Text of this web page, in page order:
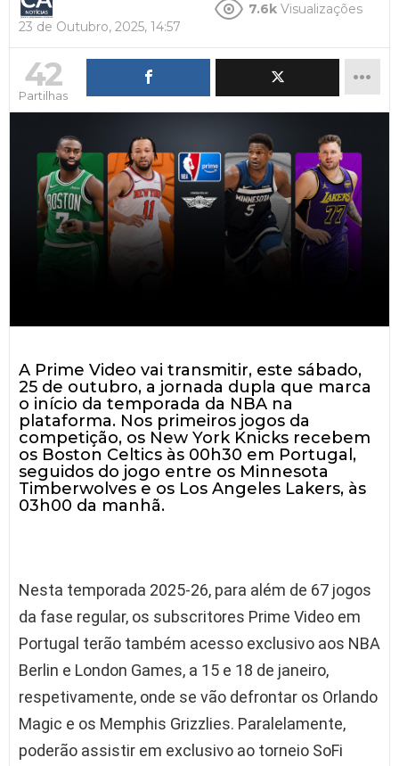
23 de Outubro, 2025, 14:57
7.6k Visualizações
42
Partilhas
A Prime Video vai transmitir, este sábado,
25 de outubro, a jornada dupla que marca
o início da temporada da NBA na
plataforma. Nos primeiros jogos da
competição, os New York Knicks recebem
os Boston Celtics às 00h30 em Portugal,
seguidos do jogo entre os Minnesota
Timberwolves e os Los Angeles Lakers, às
03h00 da manhã.
Nesta temporada 2025-26, para além de 67 jogos
da fase regular, os subscritores Prime Video em
Portugal terão também acesso exclusivo aos NBA
Berlin e London Games, a 15 e 18 de janeiro,
respetivamente, onde se vão defrontar os Orlando
Magic e os Memphis Grizzlies. Paralelamente,
poderão assistir em exclusivo ao torneio SoFi